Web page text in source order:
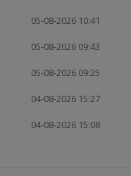
05-08-2026 10:41
05-08-2026 09:43
05-08-2026 09:25
04-08-2026 15:27
04-08-2026 15:08